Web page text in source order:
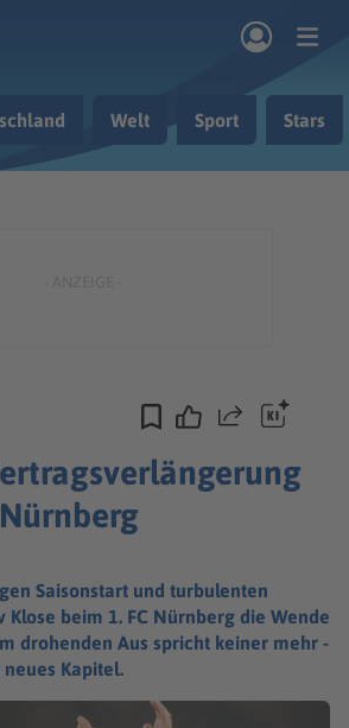
Welt Sport Stars
Teilen
Saisonstart und turbulenten
Klose beim 1. FC Nürnberg die Wende
drohenden Aus spricht keiner mehr -
Kapitel.